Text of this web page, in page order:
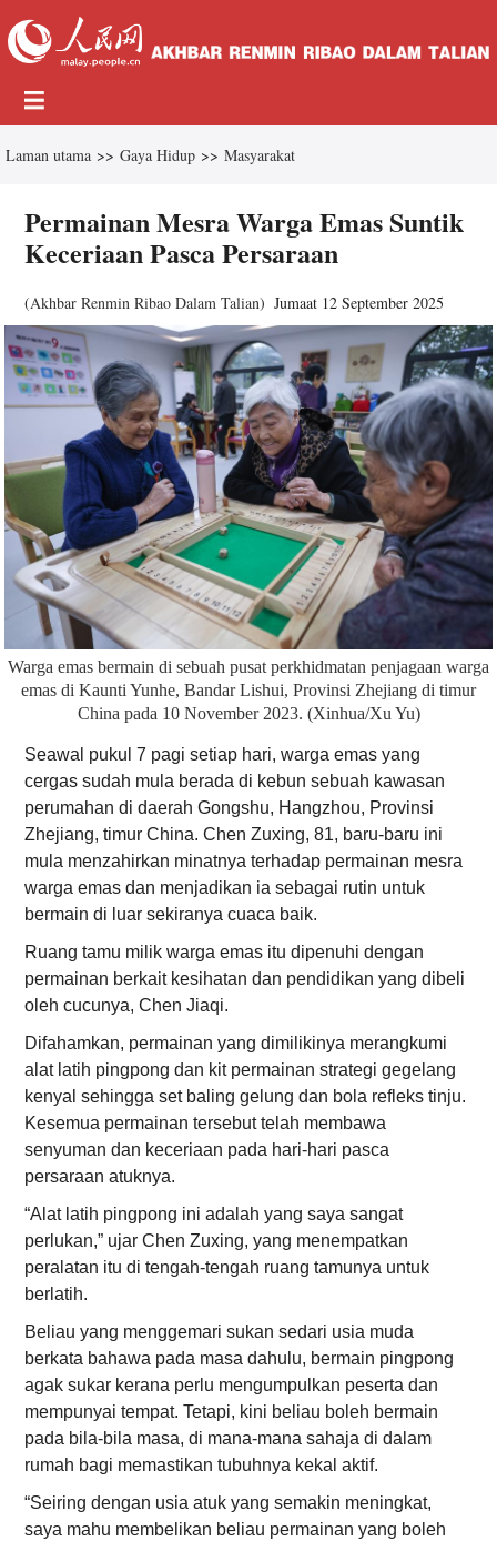
Laman utama >> Gaya Hidup >> Masyarakat
Permainan Mesra Warga Emas Suntik
Keceriaan Pasca Persaraan
(Akhbar Renmin Ribao Dalam Talian) Jumaat 12 September 2025
Warga emas bermain di sebuah pusat perkhidmatan penjagaan warga
emas di Kaunti Yunhe, Bandar Lishui, Provinsi Zhejiang di timur
China pada 10 November 2023. (Xinhua/Xu Yu)
Seawal pukul 7 pagi setiap hari, warga emas yang
cergas sudah mula berada di kebun sebuah kawasan
perumahan di daerah Gongshu, Hangzhou, Provinsi
Zhejiang, timur China. Chen Zuxing, 81, baru-baru ini
mula menzahirkan minatnya terhadap permainan mesra
warga emas dan menjadikan ia sebagai rutin untuk
bermain di luar sekiranya cuaca baik.
Ruang tamu milik warga emas itu dipenuhi dengan
permainan berkait kesihatan dan pendidikan yang dibeli
oleh cucunya, Chen Jiaqi.
Difahamkan, permainan yang dimilikinya merangkumi
alat latih pingpong dan kit permainan strategi gegelang
kenyal sehingga set baling gelung dan bola refleks tinju.
Kesemua permainan tersebut telah membawa
senyuman dan keceriaan pada hari-hari pasca
persaraan atuknya.
“Alat latih pingpong ini adalah yang saya sangat
perlukan,” ujar Chen Zuxing, yang menempatkan
peralatan itu di tengah-tengah ruang tamunya untuk
berlatih.
Beliau yang menggemari sukan sedari usia muda
berkata bahawa pada masa dahulu, bermain pingpong
agak sukar kerana perlu mengumpulkan peserta dan
mempunyai tempat. Tetapi, kini beliau boleh bermain
pada bila-bila masa, di mana-mana sahaja di dalam
rumah bagi memastikan tubuhnya kekal aktif.
“Seiring dengan usia atuk yang semakin meningkat,
saya mahu membelikan beliau permainan yang boleh